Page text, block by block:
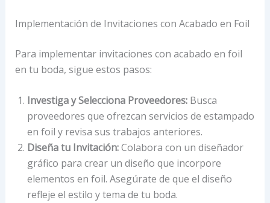
Implementación de Invitaciones con Acabado en Foil
Para implementar invitaciones con acabado en foil
en tu boda, sigue estos pasos:
Investiga y Selecciona Proveedores:Busca
proveedores que ofrezcan servicios de estampado
en foil y revisa sus trabajos anteriores.
Diseña tu Invitación:Colabora con un diseñador
gráfico para crear un diseño que incorpore
elementos en foil. Asegúrate de que el diseño
refleje el estilo y tema de tu boda.